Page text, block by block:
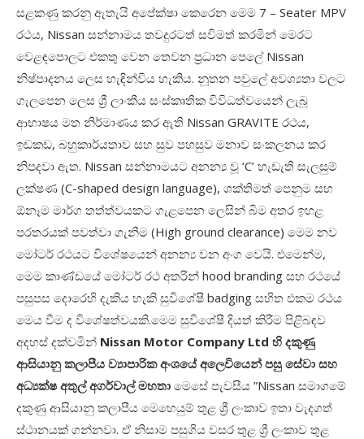
සළකණු කරනු ඇතැයි අපේක්ෂා කෙරෙන මෙම 7 – Seater MPV
රථය, Nissan සන්නාමය තවදුරටත් සවිමත් කරමින් මෙරට
වෙළඳපොලට එකතු වෙන තෙවන ප්‍රධාන පෙලේ Nissan
නිෂ්පාදනය ලෙස හැඳින්විය හැකිය. නූතන පවුලේ අවශ්‍යතා වලට
ගැලපෙන ලෙස ශ්‍රී ලාංකීය සංස්කෘතික විවිධත්වයෙන් ලැබූ
ආභාෂය මත නිර්මාණය කර ඇති Nissan GRAVITE රථය,
ඉඩකඩ, බහුකාර්යතාව සහ සුව පහසුව මනාව සංකලනය කර
නිපදවා ඇත. Nissan සන්නාමයට අනන්‍ය වූ ‘C’ හැඩැති සැලසුම්
ලක්ෂණ (C-shaped design language), ශක්තිමත් පෙනුම සහ
ඕනෑම මාර්ග තත්ත්වයකට ගැළපෙන ලෙසින් බිම අතර ඉහළ
පරතරයක් පවත්වා ගැනීම (High ground clearance) මෙම නව
මෝටර් රථයට විශේෂයෙන් අනන්‍ය වන අංග වෙයි. එමෙන්ම,
මෙම කාණ්ඩයේ මෝටර් රථ අතරින් hood branding සහ රථයේ
පසුපස දොරෙහි දැකිය හැකි සුවිශේෂී badging සහිත එකම රථය
මෙය වීම ද විශේෂත්වයකි.මෙම සුවිශේෂී දියත් කිරීම පිළිබඳව
අදහස් දක්වමින් Nissan Motor Company Ltd හි දකුණු
ආසියානු කලාපීය ව්‍යාපාරික අංශයේ අලෙවියෙන් පසු සේවා සහ
අධ්‍යක්ෂ අතුල් අගර්වාල් මහතා මෙසේ පැවසීය ”Nissan සමාගමේ
දකුණු ආසියානු කලාපීය මෙහෙයුම් තුළ ශ්‍රී ලංකාව ඉතා වැදගත්
ස්ථානයක් ගන්නවා. ඒ නිසාම පසුගිය වසර තුළ ශ්‍රී ලංකාව තුළ